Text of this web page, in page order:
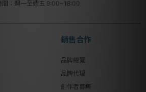
間：週一至週五 9:00~18:00
銷售合作
品牌總覽
品牌代理
創作者募集